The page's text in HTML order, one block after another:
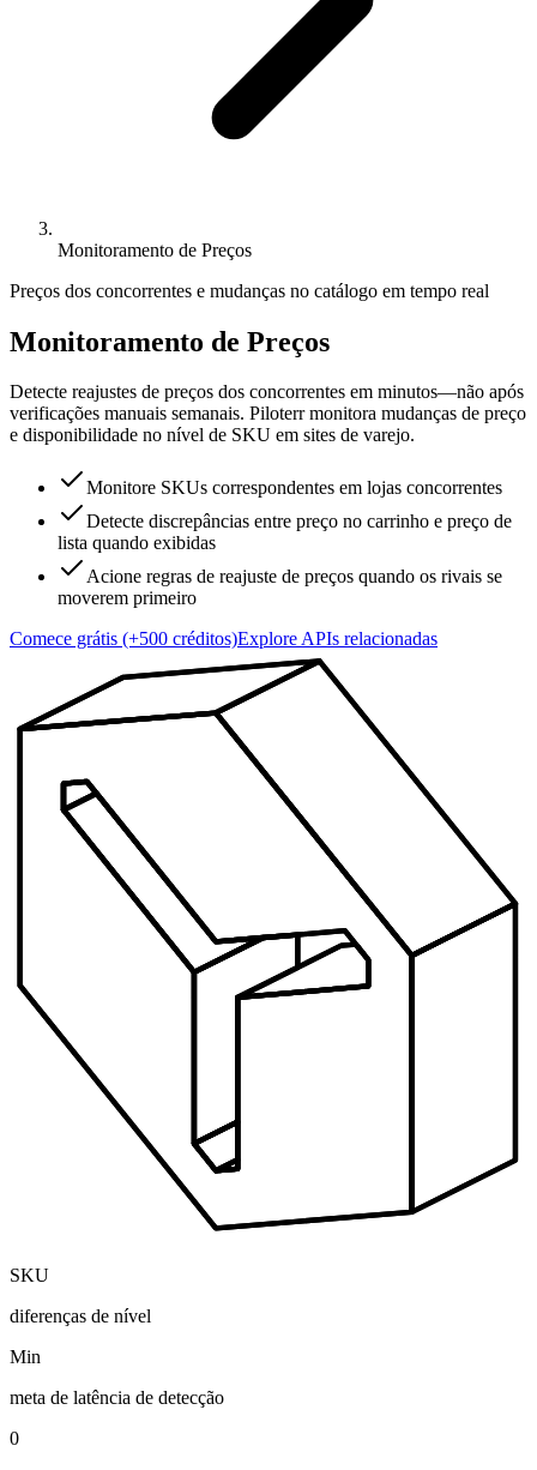
Monitoramento de Preços
Preços dos concorrentes e mudanças no catálogo em tempo real
Monitoramento de Preços
Detecte reajustes de preços dos concorrentes em minutos—não após
verificações manuais semanais. Piloterr monitora mudanças de preço
e disponibilidade no nível de SKU em sites de varejo.
Monitore SKUs correspondentes em lojas concorrentes
Detecte discrepâncias entre preço no carrinho e preço de
lista quando exibidas
Acione regras de reajuste de preços quando os rivais se
moverem primeiro
Comece grátis (+500 créditos)Explore APIs relacionadas
SKU
diferenças de nível
Min
meta de latência de detecção
0